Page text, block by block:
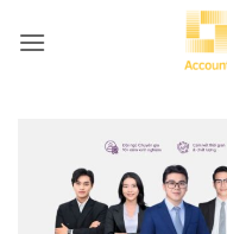
qua